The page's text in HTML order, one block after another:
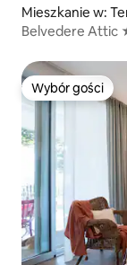
Mieszkanie w:
Belvedere
Wybór gości
Wybór gości